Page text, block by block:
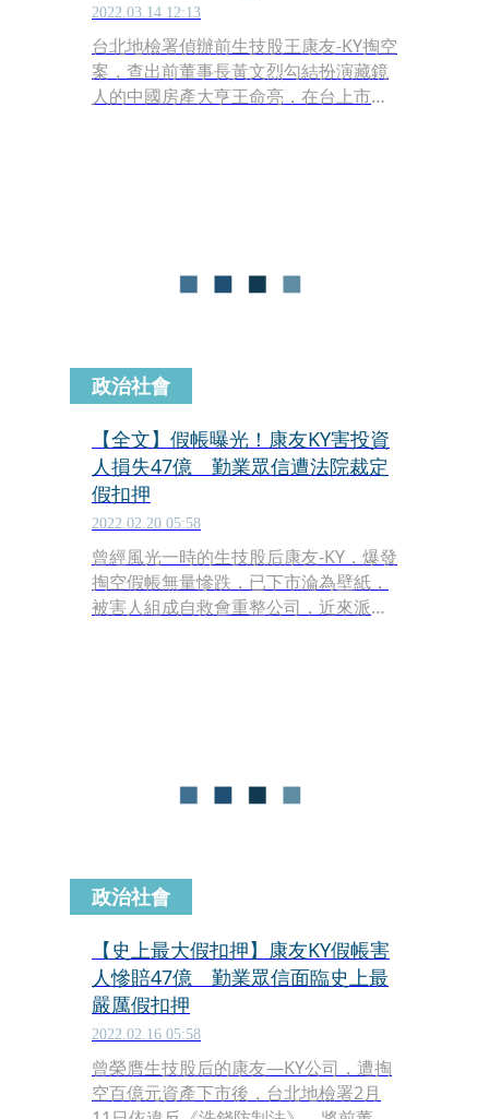
2022.03.14 12:13
台北地檢署偵辦前生技股王康友-KY掏空
案，查出前董事長黃文烈勾結扮演藏鏡
人的中國房產大亨王命亮，在台上市吸
政治社會
【全文】假帳曝光！康友KY害投資
人損失47億 勤業眾信遭法院裁定
假扣押
2022.02.20 05:58
曾經風光一時的生技股后康友-KY，爆發
掏空假帳無量慘跌，已下市淪為壁紙，
被害人組成自救會重整公司，近來派人
院裁定假扣押勤業眾信聯合會計師事務
所及2名會計師與康友高層共47億元，
政治社會
【史上最大假扣押】康友KY假帳害
人慘賠47億 勤業眾信面臨史上最
嚴厲假扣押
2022.02.16 05:58
曾榮膺生技股后的康友—KY公司，遭掏
空百億元資產下市後，台北地檢署2月